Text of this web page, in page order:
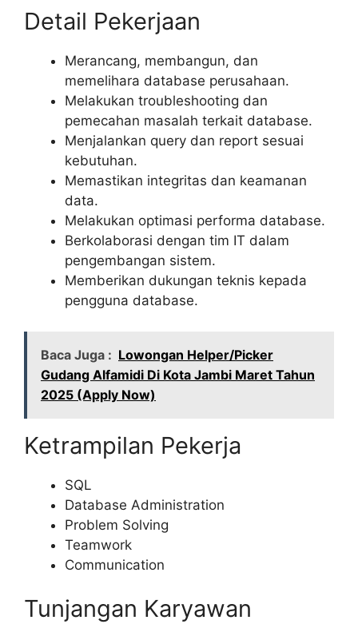
Detail Pekerjaan
Merancang, membangun, dan
memelihara database perusahaan.
Melakukan troubleshooting dan
pemecahan masalah terkait database.
Menjalankan query dan report sesuai
kebutuhan.
Memastikan integritas dan keamanan
data.
Melakukan optimasi performa database.
Berkolaborasi dengan tim IT dalam
pengembangan sistem.
Memberikan dukungan teknis kepada
pengguna database.
Baca Juga : Lowongan Helper/Picker
Gudang Alfamidi Di Kota Jambi Maret Tahun
2025 (Apply Now)
Ketrampilan Pekerja
SQL
Database Administration
Problem Solving
Teamwork
Communication
Tunjangan Karyawan